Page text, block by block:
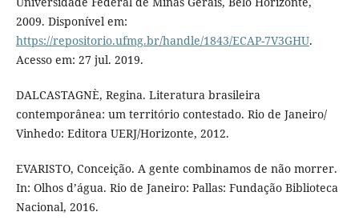
2009. Disponível em:
https://repositorio.ufmg.br/handle/1843/ECAP-7V3GHU.
Acesso em: 27 jul. 2019.
DALCASTAGNÈ, Regina. Literatura brasileira
contemporânea: um território contestado. Rio de Janeiro/
Vinhedo: Editora UERJ/Horizonte, 2012.
EVARISTO, Conceição. A gente combinamos de não morrer.
In: Olhos d’água. Rio de Janeiro: Pallas: Fundação Biblioteca
Nacional, 2016.